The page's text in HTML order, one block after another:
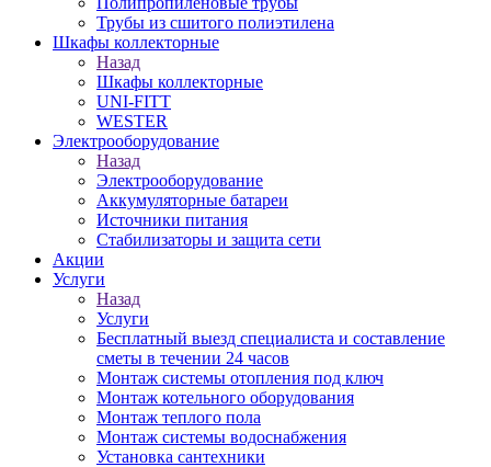
Трубы из сшитого полиэтилена
Шкафы коллекторные
Назад
Шкафы коллекторные
UNI-FITT
WESTER
Электрооборудование
Назад
Электрооборудование
Аккумуляторные батареи
Источники питания
Стабилизаторы и защита сети
Акции
Услуги
Назад
Услуги
Бесплатный выезд специалиста и составление
сметы в течении 24 часов
Монтаж системы отопления под ключ
Монтаж котельного оборудования
Монтаж теплого пола
Монтаж системы водоснабжения
Установка сантехники